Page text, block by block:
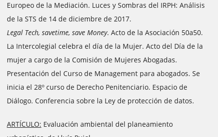
Europeo de la Mediación. Luces y Sombras del IRPH: Análisis
de la STS de 14 de diciembre de 2017.
Legal Tech, savetime, save Money. Acto de la Asociación 50a50.
La Intercolegial celebra el día de la Mujer. Acto del Día de la
mujer a cargo de la Comisión de Mujeres Abogadas.
Presentación del Curso de Management para abogados. Se
inicia el 28º curso de Derecho Penitenciario. Espacio de
Diálogo. Conferencia sobre la Ley de protección de datos.
ARTÍCULO: Evaluación ambiental del planeamiento